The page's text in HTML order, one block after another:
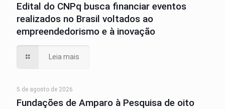
Edital do CNPq busca financiar eventos
realizados no Brasil voltados ao
empreendedorismo e à inovação
Leia mais
5 de agosto de 2026
Fundações de Amparo à Pesquisa de oito